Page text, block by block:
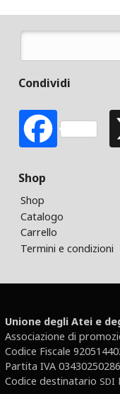
Cerca
Condividi
Shop
Shop
Catalogo
Carrello
Termini e condizioni
Unione degli Atei e
Associazione di
Codice Fiscale
Partita IVA 03430250286
Codice destinatario SDI